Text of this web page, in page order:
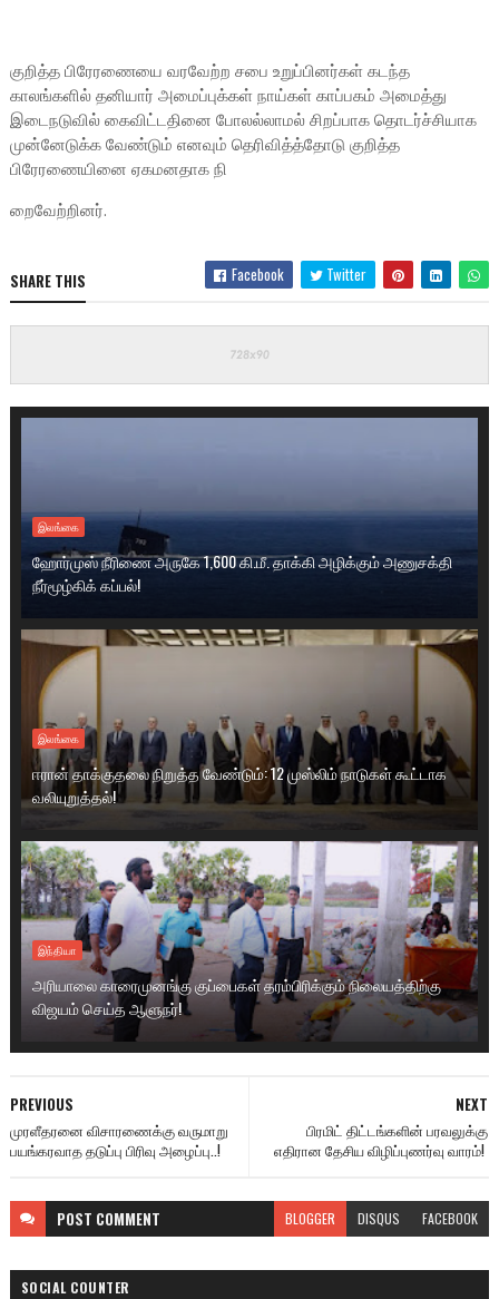
குறித்த பிரேரணையை வரவேற்ற சபை உறுப்பினர்கள் கடந்த
காலங்களில் தனியார் அமைப்புக்கள் நாய்கள் காப்பகம் அமைத்து
இடைநடுவில் கைவிட்டதினை போலல்லாமல் சிறப்பாக தொடர்ச்சியாக
முன்னேடுக்க வேண்டும் எனவும் தெரிவித்த்தோடு குறித்த
பிரேரணையினை ஏகமனதாக நி
றைவேற்றினர்.
SHARE THIS Facebook Twitter
இலங்கை
ஹோர்முஸ் நீரிணை அருகே 1,600 கி.மீ. தாக்கி அழிக்கும் அணுசக்தி
நீர்மூழ்கிக் கப்பல்!
இலங்கை
ஈரான் தாக்குதலை நிறுத்த வேண்டும்: 12 முஸ்லிம் நாடுகள் கூட்டாக
வலியுறுத்தல்!
இந்தியா
அரியாலை காரைமுனங்கு குப்பைகள் தரம்பிரிக்கும் நிலையத்திற்கு
விஜயம் செய்த ஆளுநர்!
NEXT
பிரமிட் திட்டங்களின் பரவலுக்கு
எதிரான தேசிய விழிப்புணர்வு வாரம்!
PREVIOUS
முரளீதரனை விசாரணைக்கு வருமாறு
பயங்கரவாத தடுப்பு பிரிவு அழைப்பு..!
POST COMMENT BLOGGER DISQUS FACEBOOK
SOCIAL COUNTER